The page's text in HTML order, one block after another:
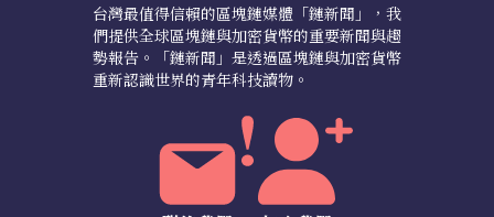
台灣最值得信賴的區塊鏈媒體「鏈新聞」，我
們提供全球區塊鏈與加密貨幣的重要新聞與趨
勢報告。「鏈新聞」是透過區塊鏈與加密貨幣
重新認識世界的青年科技讀物。